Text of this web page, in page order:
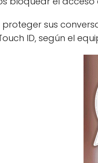
sus
ID, según el